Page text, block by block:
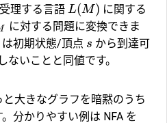
理する言語 L(M) に関する
に対する問題に変換できま
は初期状態/頂点 s から到達可
いことと同値です。
大きなグラフを暗黙のうち
分かりやすい例は NFA を